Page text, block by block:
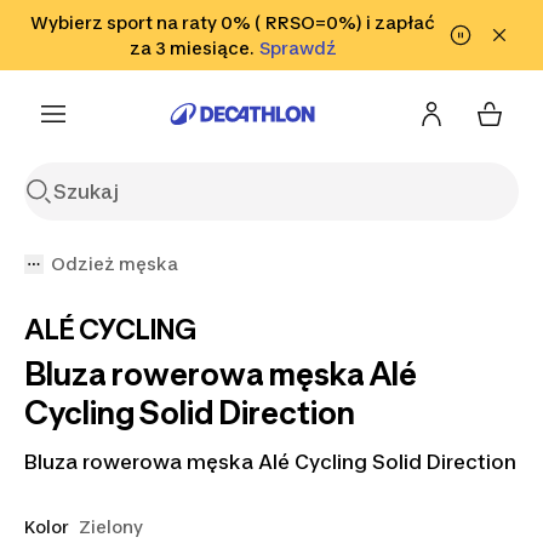
Przejdź do wyszukiwania Przejdź do treści
Przejdź
Wybierz sport na raty 0% ( RRSO=0%) i zapłać
za 3 miesiące. SprawdźSprawdź
Sprawdź
Odzież męska
ALÉ CYCLING
Bluza rowerowa męska Alé
Cycling Solid Direction
Bluza rowerowa męska Alé Cycling Solid Direction
Kolor Zielony